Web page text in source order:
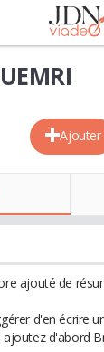
Ajouter
ajouté de
d'en écrire
ajoutez d'abord